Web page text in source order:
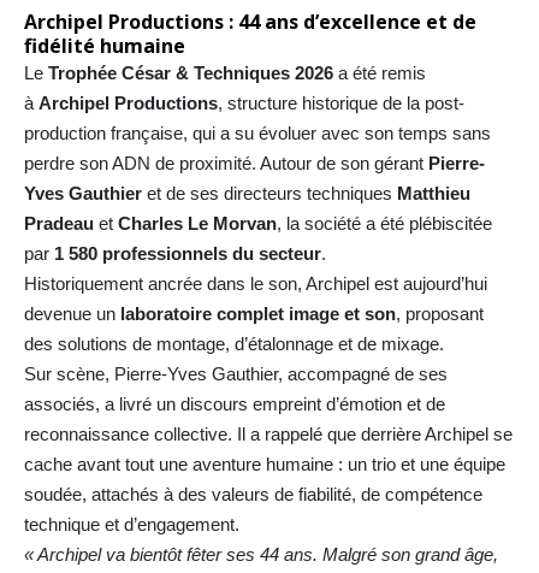
Archipel Productions : 44 ans d’excellence et de
fidélité humaine
Le Trophée César & Techniques 2026 a été remis
à Archipel Productions, structure historique de la post-
production française, qui a su évoluer avec son temps sans
perdre son ADN de proximité. Autour de son gérant Pierre-
Yves Gauthier et de ses directeurs techniques Matthieu
Pradeau et Charles Le Morvan, la société a été plébiscitée
par 1 580 professionnels du secteur.
Historiquement ancrée dans le son, Archipel est aujourd’hui
devenue un laboratoire complet image et son, proposant
des solutions de montage, d’étalonnage et de mixage.
Sur scène, Pierre-Yves Gauthier, accompagné de ses
associés, a livré un discours empreint d’émotion et de
reconnaissance collective. Il a rappelé que derrière Archipel se
cache avant tout une aventure humaine : un trio et une équipe
soudée, attachés à des valeurs de fiabilité, de compétence
technique et d’engagement.
« Archipel va bientôt fêter ses 44 ans. Malgré son grand âge,